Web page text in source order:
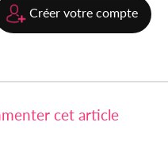
Créer votre compte
cet article